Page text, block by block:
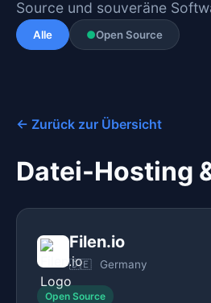
Source und souveräne
Alle ●Open Source
← Zurück zur Übersicht
Datei-Hosting
Filen.io
🇩🇪 Germany
Open Source